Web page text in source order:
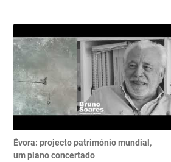
Évora: projecto património mundial,
um plano concertado